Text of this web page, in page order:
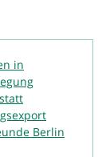
in
Berlin